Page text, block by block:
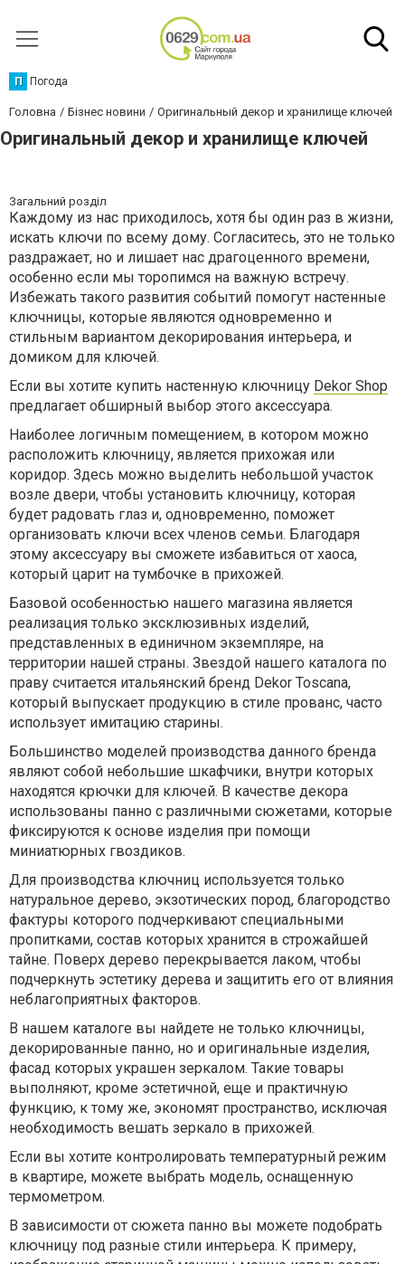
П Погода
Головна Бізнес новини Оригинальный декор и хранилище ключей
Оригинальный декор и хранилище ключей
Загальний розділ
Каждому из нас приходилось, хотя бы один раз в жизни,
искать ключи по всему дому. Согласитесь, это не только
раздражает, но и лишает нас драгоценного времени,
особенно если мы торопимся на важную встречу.
Избежать такого развития событий помогут настенные
ключницы, которые являются одновременно и
стильным вариантом декорирования интерьера, и
домиком для ключей.
Если вы хотите купить настенную ключницу Dekor Shop
предлагает обширный выбор этого аксессуара.
Наиболее логичным помещением, в котором можно
расположить ключницу, является прихожая или
коридор. Здесь можно выделить небольшой участок
возле двери, чтобы установить ключницу, которая
будет радовать глаз и, одновременно, поможет
организовать ключи всех членов семьи. Благодаря
этому аксессуару вы сможете избавиться от хаоса,
который царит на тумбочке в прихожей.
Базовой особенностью нашего магазина является
реализация только эксклюзивных изделий,
представленных в единичном экземпляре, на
территории нашей страны. Звездой нашего каталога по
праву считается итальянский бренд Dekor Toscana,
который выпускает продукцию в стиле прованс, часто
использует имитацию старины.
Большинство моделей производства данного бренда
являют собой небольшие шкафчики, внутри которых
находятся крючки для ключей. В качестве декора
использованы панно с различными сюжетами, которые
фиксируются к основе изделия при помощи
миниатюрных гвоздиков.
Для производства ключниц используется только
натуральное дерево, экзотических пород, благородство
фактуры которого подчеркивают специальными
пропитками, состав которых хранится в строжайшей
тайне. Поверх дерево перекрывается лаком, чтобы
подчеркнуть эстетику дерева и защитить его от влияния
неблагоприятных факторов.
В нашем каталоге вы найдете не только ключницы,
декорированные панно, но и оригинальные изделия,
фасад которых украшен зеркалом. Такие товары
выполняют, кроме эстетичной, еще и практичную
функцию, к тому же, экономят пространство, исключая
необходимость вешать зеркало в прихожей.
Если вы хотите контролировать температурный режим
в квартире, можете выбрать модель, оснащенную
термометром.
В зависимости от сюжета панно вы можете подобрать
ключницу под разные стили интерьера. К примеру,